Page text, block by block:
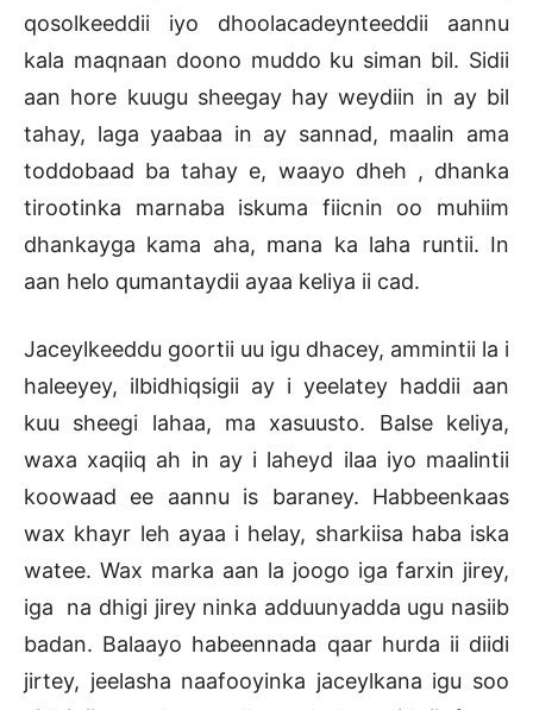
qosolkeeddii iyo dhoolacadeynteeddii aannu
kala maqnaan doono muddo ku siman bil. Sidii
aan hore kuugu sheegay hay weydiin in ay bil
tahay, laga yaabaa in ay sannad, maalin ama
toddobaad ba tahay e, waayo dheh , dhanka
tirootinka marnaba iskuma fiicnin oo muhiim
dhankayga kama aha, mana ka laha runtii. In
aan helo qumantaydii ayaa keliya ii cad.
Jaceylkeeddu goortii uu igu dhacey, ammintii la i
haleeyey, ilbidhiqsigii ay i yeelatey haddii aan
kuu sheegi lahaa, ma xasuusto. Balse keliya,
waxa xaqiiq ah in ay i laheyd ilaa iyo maalintii
koowaad ee aannu is baraney. Habbeenkaas
wax khayr leh ayaa i helay, sharkiisa haba iska
watee. Wax marka aan la joogo iga farxin jirey,
iga na dhigi jirey ninka adduunyadda ugu nasiib
badan. Balaayo habeennada qaar hurda ii diidi
jirtey, jeelasha naafooyinka jaceylkana igu soo